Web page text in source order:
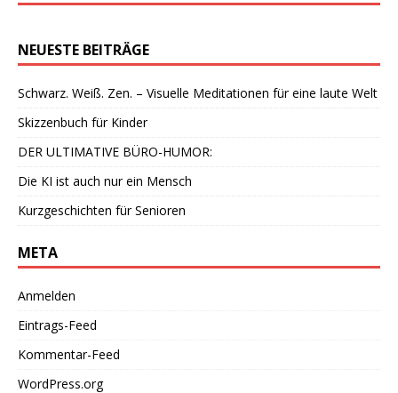
NEUESTE BEITRÄGE
Schwarz. Weiß. Zen. – Visuelle Meditationen für eine laute Welt
Skizzenbuch für Kinder
DER ULTIMATIVE BÜRO-HUMOR:
Die KI ist auch nur ein Mensch
Kurzgeschichten für Senioren
META
Anmelden
Eintrags-Feed
Kommentar-Feed
WordPress.org